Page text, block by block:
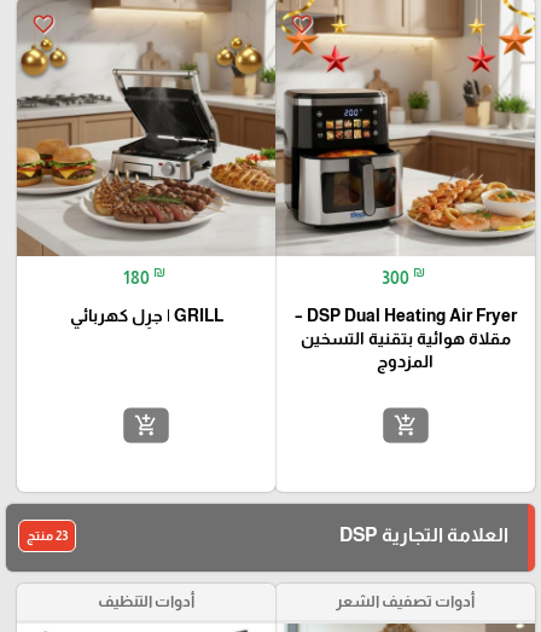
favorite_border
300 ₪
DSP Dual Heating Air Fryer –
مقلاة هوائية بتقنية التسخين
المزدوج
add_shopping_cart
favorite_border
180 ₪
GRILL | جرِل كهربائي
add_shopping_cart
العلامة التجارية DSP 23 منتج
أدوات تصفيف الشعر أدوات التنظيف